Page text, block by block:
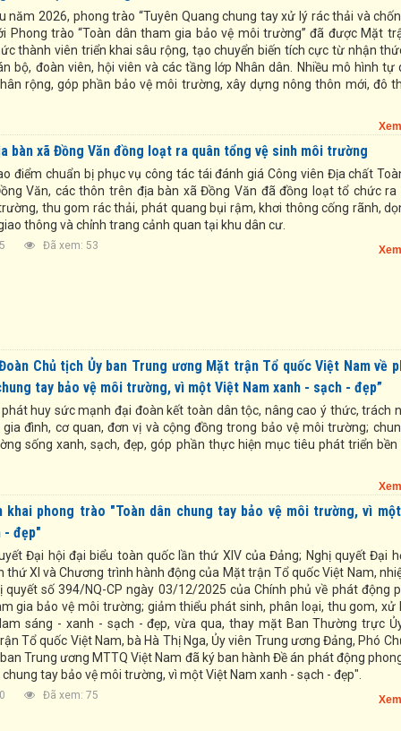
năm 2026, phong trào “Tuyên Quang chung tay xử lý rác thải và
Phong trào “Toàn dân tham gia bảo vệ môi trường” đã được Mặt
thành viên triển khai sâu rộng, tạo chuyển biến tích cực từ nhận
bộ, đoàn viên, hội viên và các tầng lớp Nhân dân. Nhiều mô hình tự
rộng, góp phần bảo vệ môi trường, xây dựng nông thôn mới, đô
bàn xã Đồng Văn đồng loạt ra quân tổng vệ sinh môi trường
điểm chuẩn bị phục vụ công tác tái đánh giá Công viên Địa chất
Văn, các thôn trên địa bàn xã Đồng Văn đã đồng loạt tổ chức ra
thu gom rác thải, phát quang bụi rậm, khơi thông cống rãnh,
thông và chỉnh trang cảnh quan tại khu dân cư.
Đã xem: 53
Chủ tịch Ủy ban Trung ương Mặt trận Tổ quốc Việt Nam về
tay bảo vệ môi trường, vì một Việt Nam xanh - sạch - đẹp”
huy sức mạnh đại đoàn kết toàn dân tộc, nâng cao ý thức, trách
đình, cơ quan, đơn vị và cộng đồng trong bảo vệ môi trường;
sống xanh, sạch, đẹp, góp phần thực hiện mục tiêu phát triển bền
khai phong trào "Toàn dân chung tay bảo vệ môi trường, vì
- đẹp"
Đại hội đại biểu toàn quốc lần thứ XIV của Đảng; Nghị quyết Đại
thứ XI và Chương trình hành động của Mặt trận Tổ quốc Việt Nam,
quyết số 394/NQ-CP ngày 03/12/2025 của Chính phủ về phát động
gia bảo vệ môi trường; giảm thiểu phát sinh, phân loại, thu gom, xử
sáng - xanh - sạch - đẹp, vừa qua, thay mặt Ban Thường trực
Tổ quốc Việt Nam, bà Hà Thị Nga, Ủy viên Trung ương Đảng, Phó
Trung ương MTTQ Việt Nam đã ký ban hành Đề án phát động
tay bảo vệ môi trường, vì một Việt Nam xanh - sạch - đẹp".
Đã xem: 75